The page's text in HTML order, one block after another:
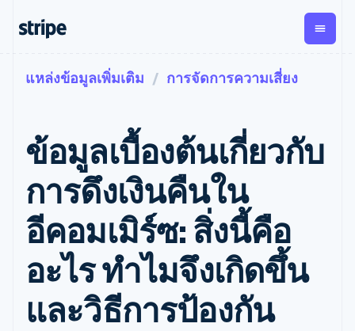
การชำระเงิน
การชำระเงิน
ออนไลน์
Payment links
การชำระเงิน
แบบไม่ต้อง
เขียนโค้ด
Checkout
UI การชำระ
เงินสำเร็จรูป
Elements
องค์ประกอบ UI
ที่ยืดหยุ่น
วิธีการชำระ
รายรับ
รายรับตาม
แบบแผนล่วง
หน้า
Metronome
การเรียกเก็บ
เงินตามการ
ใช้งาน
การชำระเงิน
ตามรอบบิล
การจัดการ
การชำระเงิน
ตามรอบบิล
Invoicing
ครั้งเดียวหรือ
ตามแบบแผน
การ
Global
เบิกจ่าย
ให้กับ
บุคคลที่
สาม
ตามขั้น
ธุรกิจสตาร์ทอัพ
ตามกรณีใช้งาน
การค้าแบบใช้เอเจนต์
อีคอมเมิร์ซ
บริการทางการเงินที่ผสาน
รวมในตัว
การทำงานอัตโนมัติด้าน
การเงิน
ธุรกิจทั่วโลก
การชำระเงินในแอป
เอกสารประกอบ
ข้อมูลอ้างอิงเกี่ยวกับ API
ไลบรารีและ SDK
Stripe Apps
คู่มือ
รับการชำระเงินออนไลน์
ติดตั้งใช้งานการชำระเงิน
สำเร็จรูป
สร้างแพลตฟอร์มหรือ
มาร์เก็ตเพลส
จัดการการชำระเงินตาม
เรียนรู้
เรื่องราวจากลูกค้า
คู่มือ
การสนับสนุน
รับการสนับสนุน
แพ็กเกจการสนับสนุนที่ได้
รับการจัดการ
บริการเฉพาะทาง
แหล่งข้อมูลเพิ่มเติม การจัดการความเสี่ยง
ข้อมูลเบื้องต้นเกี่ยวกับ
การดึงเงินคืนใน
อีคอมเมิร์ซ: สิ่งนี้คือ
อะไร ทําไมจึงเกิดขึ้น
และวิธีการป้องกัน